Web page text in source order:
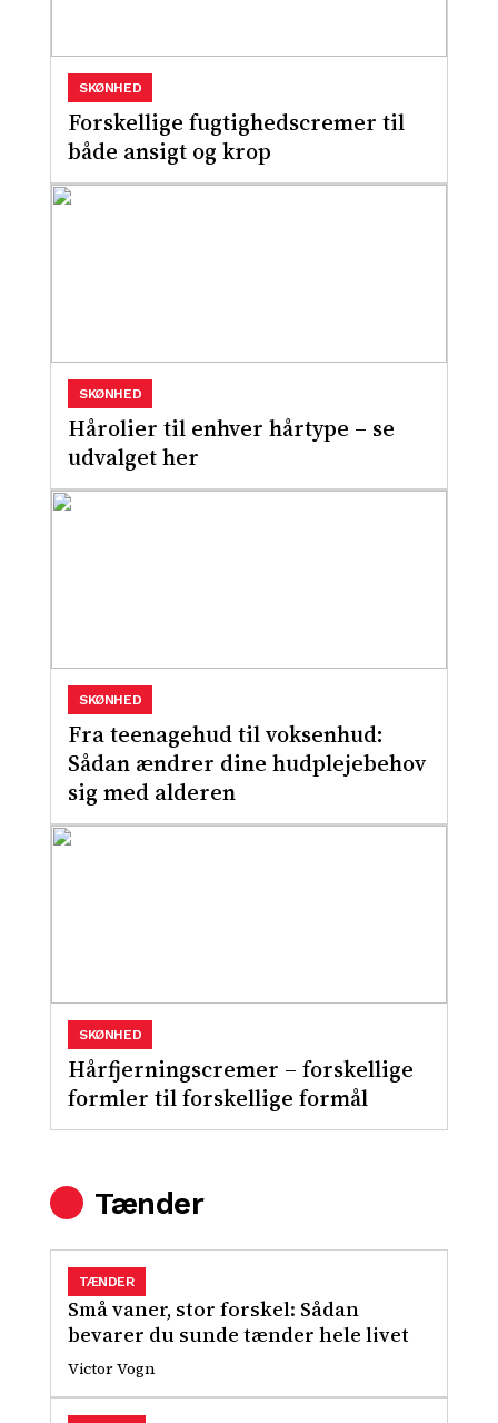
Forskellige fugtighedscremer til
både ansigt og krop
SKØNHED
Hårolier til enhver hårtype – se
udvalget her
SKØNHED
Fra teenagehud til voksenhud:
Sådan ændrer dine hudplejebehov
sig med alderen
SKØNHED
Hårfjerningscremer – forskellige
formler til forskellige formål
SKØNHED
Tænder
Små vaner, stor forskel: Sådan
bevarer du sunde tænder hele livet
TÆNDER
Victor Vogn